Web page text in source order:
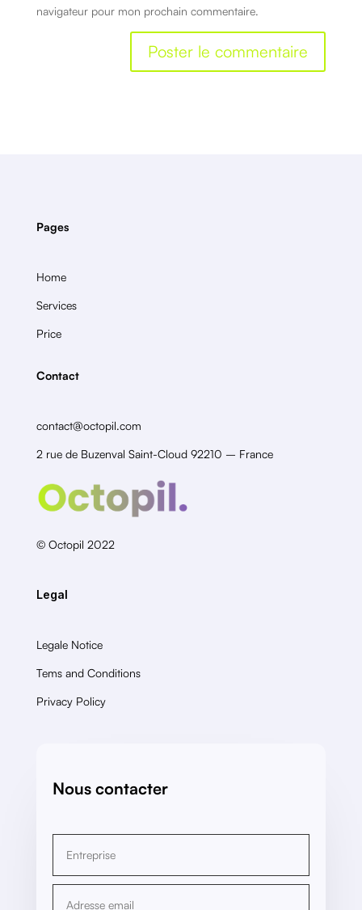
navigateur pour mon prochain commentaire.
Pages
Home
Services
Price
Contact
contact@octopil.com
2 rue de Buzenval Saint-Cloud 92210 – France
© Octopil 2022
Legal
Legale Notice
Tems and Conditions
Privacy Policy
Nous contacter